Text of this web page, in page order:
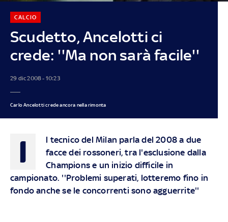
Scudetto, Ancelotti ci
crede: ''Ma non sarà facile''
CALCIO
29 dic 2008 - 10:23
Carlo Ancelotti crede ancora nella rimonta
I
l tecnico del Milan parla del 2008 a due
facce dei rossoneri, tra l'esclusione dalla
Champions e un inizio difficile in
campionato. ''Problemi superati, lotteremo fino in
fondo anche se le concorrenti sono agguerrite''